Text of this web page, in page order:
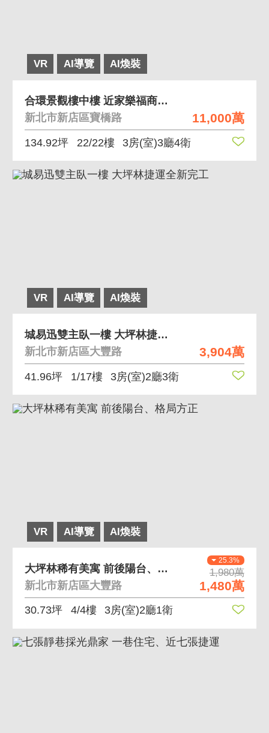
VR AI導覽 AI煥裝
11,000萬
合環景觀樓中樓 近家樂福商圈及裕隆城
新北市新店區寶橋路
134.92坪 22/22樓 3房(室)3廳4衛
VR AI導覽 AI煥裝
3,904萬
城易迅雙主臥一樓 大坪林捷運全新完工
新北市新店區大豐路
41.96坪 1/17樓 3房(室)2廳3衛
VR AI導覽 AI煥裝
25.3%
1,980萬
1,480萬
大坪林稀有美寓 前後陽台、格局方正
新北市新店區大豐路
30.73坪 4/4樓 3房(室)2廳1衛